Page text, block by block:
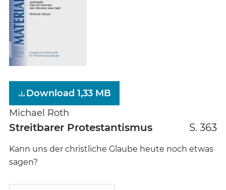
Download 1,33 MB
Michael Roth
Streitbarer Protestantismus S. 363
Kann uns der christliche Glaube heute noch etwas
sagen?